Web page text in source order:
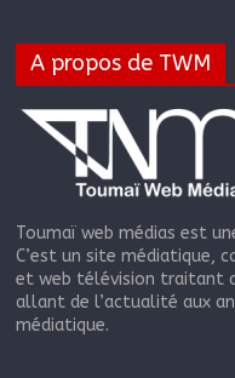
A propos de TWM
Toumaï web médias est
C’est un site médiatique,
et web télévision traitant
allant de l’actualité aux
médiatique.